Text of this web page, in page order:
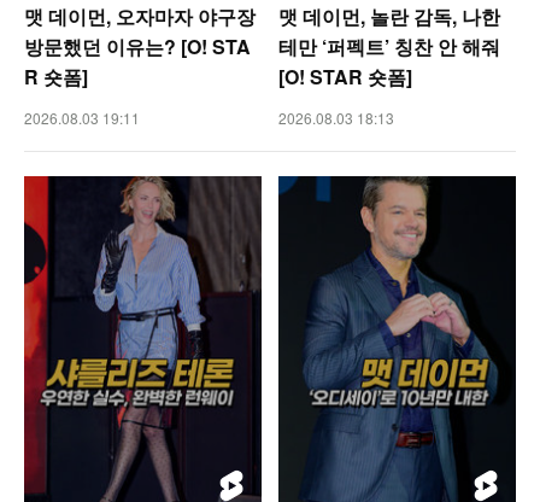
맷 데이먼, 오자마자 야구장
방문했던 이유는? [O! STA
R 숏폼]
2026.08.03 19:11
맷 데이먼, 놀란 감독, 나한
테만 ‘퍼펙트’ 칭찬 안 해줘
[O! STAR 숏폼]
2026.08.03 18:13